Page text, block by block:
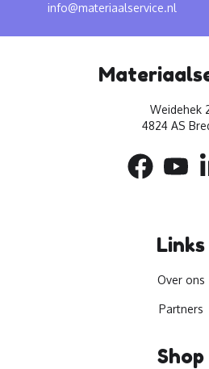
info@materiaalservice.nl
Weidehek
4824 AS
Links
Over ons
Partners
Shop